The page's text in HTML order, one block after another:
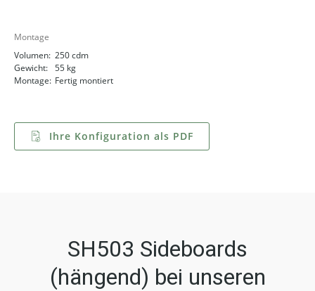
Montage
Volumen: 250 cdm
Gewicht: 55 kg
Montage: Fertig montiert
Ihre Konfiguration als PDF
SH503 Sideboards
(hängend) bei unseren